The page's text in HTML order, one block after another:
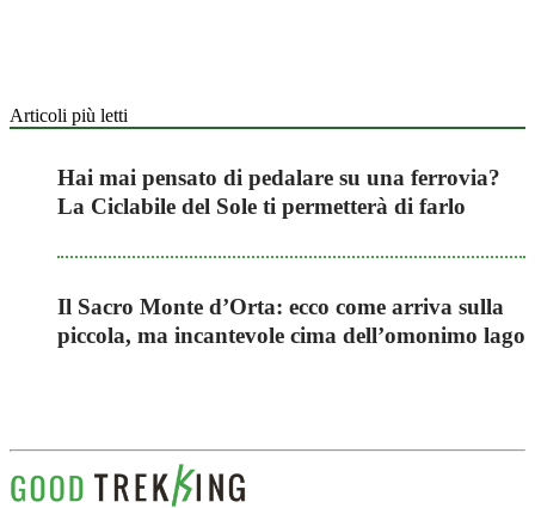
Articoli più letti
Hai mai pensato di pedalare su una ferrovia?
La Ciclabile del Sole ti permetterà di farlo
Il Sacro Monte d’Orta: ecco come arriva sulla
piccola, ma incantevole cima dell’omonimo lago